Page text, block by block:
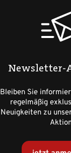
Newsletter-
Bleiben Sie
regelmäßig
Neuigkeiten zu